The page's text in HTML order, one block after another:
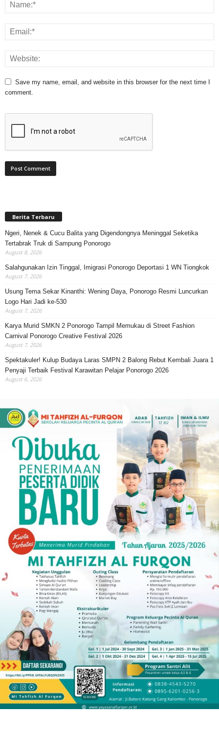
Save my name, email, and website in this browser for the next time I
comment.
Berita Terbaru
Ngeri, Nenek & Cucu Balita yang Digendongnya Meninggal Seketika
Tertabrak Truk di Sampung Ponorogo
August 8, 2026
Salahgunakan Izin Tinggal, Imigrasi Ponorogo Deportasi 1 WN Tiongkok
August 7, 2026
Usung Tema Sekar Kinanthi: Wening Daya, Ponorogo Resmi Luncurkan
Logo Hari Jadi ke-530
August 7, 2026
Karya Murid SMKN 2 Ponorogo Tampil Memukau di Street Fashion
Carnival Ponorogo Creative Festival 2026
August 7, 2026
Spektakuler! Kulup Budaya Laras SMPN 2 Balong Rebut Kembali Juara 1
Penyaji Terbaik Festival Karawitan Pelajar Ponorogo 2026
August 6, 2026